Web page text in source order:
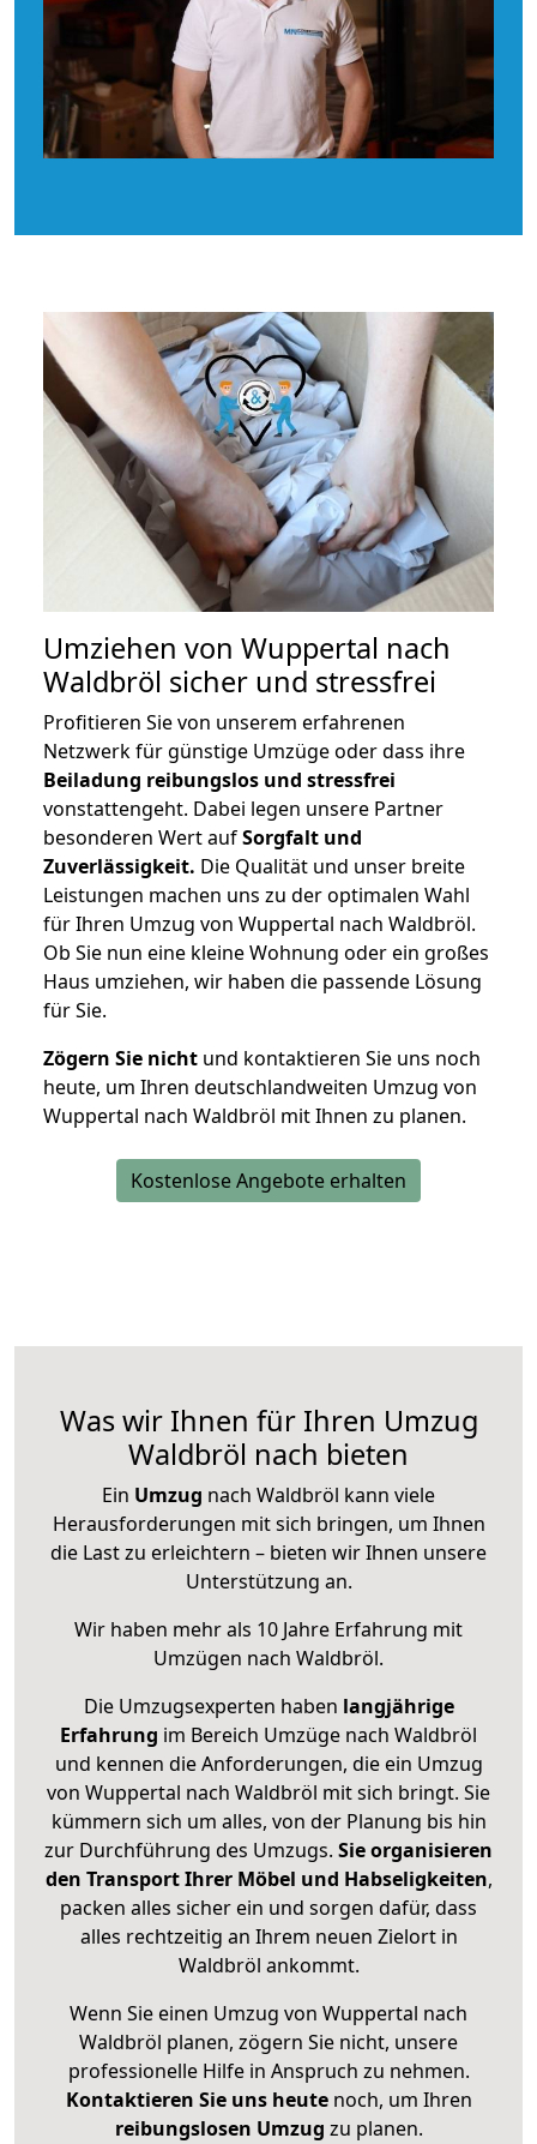
Umziehen von Wuppertal nach
Waldbröl sicher und stressfrei
Profitieren Sie von unserem erfahrenen
Netzwerk für günstige Umzüge oder dass ihre
Beiladung reibungslos und stressfrei
vonstattengeht. Dabei legen unsere Partner
besonderen Wert aufSorgfalt und
Zuverlässigkeit. Die Qualität und unser breite
Leistungen machen uns zu der optimalen Wahl
für Ihren Umzug von Wuppertal nach Waldbröl.
Ob Sie nun eine kleine Wohnung oder ein großes
Haus umziehen, wir haben die passende Lösung
für Sie.
Zögern Sie nicht und kontaktieren Sie uns noch
heute, um Ihren deutschlandweiten Umzug von
Wuppertal nach Waldbröl mit Ihnen zu planen.
Kostenlose Angebote erhalten
Was wir Ihnen für Ihren Umzug
Waldbröl nach bieten
Ein Umzug nach Waldbröl kann viele
Herausforderungen mit sich bringen, um Ihnen
die Last zu erleichtern – bieten wir Ihnen unsere
Unterstützung an.
Wir haben mehr als 10 Jahre Erfahrung mit
Umzügen nach Waldbröl.
Die Umzugsexperten haben langjährige
Erfahrung im Bereich Umzüge nach Waldbröl
und kennen die Anforderungen, die ein Umzug
von Wuppertal nach Waldbröl mit sich bringt. Sie
kümmern sich um alles, von der Planung bis hin
zur Durchführung des Umzugs. Sie organisieren
den Transport Ihrer Möbel und Habseligkeiten,
packen alles sicher ein und sorgen dafür, dass
alles rechtzeitig an Ihrem neuen Zielort in
Waldbröl ankommt.
Wenn Sie einen Umzug von Wuppertal nach
Waldbröl planen, zögern Sie nicht, unsere
professionelle Hilfe in Anspruch zu nehmen.
Kontaktieren Sie uns heutenoch, um Ihren
reibungslosen Umzug zu planen.